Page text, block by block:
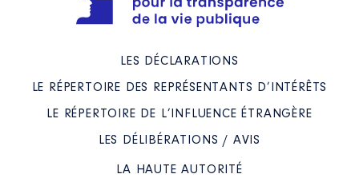
LES DÉCLARATIONS
LE RÉPERTOIRE DES REPRÉSENTANTS D’INTÉRÊTS
LE RÉPERTOIRE DE L’INFLUENCE ÉTRANGÈRE
LES DÉLIBÉRATIONS / AVIS
LA HAUTE AUTORITÉ